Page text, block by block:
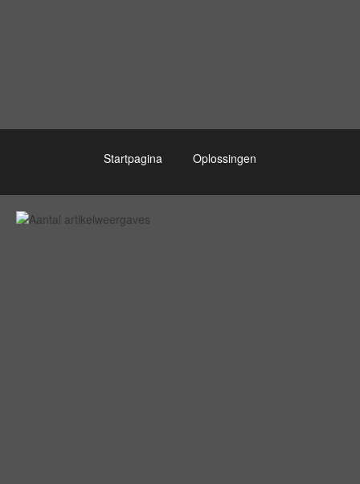
Startpagina Oplossingen